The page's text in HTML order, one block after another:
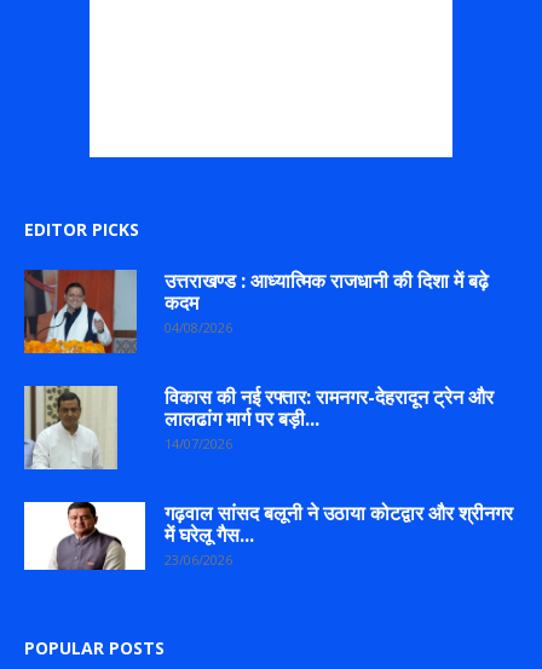
EDITOR PICKS
उत्तराखण्ड : आध्यात्मिक राजधानी की दिशा में बढ़े
कदम
04/08/2026
विकास की नई रफ्तार: रामनगर-देहरादून ट्रेन और
लालढांग मार्ग पर बड़ी...
14/07/2026
गढ़वाल सांसद बलूनी ने उठाया कोटद्वार और श्रीनगर
में घरेलू गैस...
23/06/2026
POPULAR POSTS